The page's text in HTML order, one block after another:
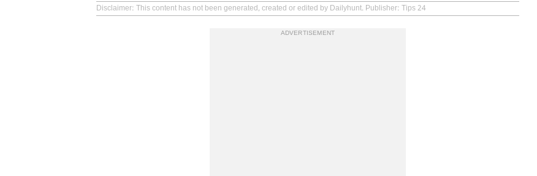
Disclaimer: This content has not been generated, created or edited by Dailyhunt. Publisher: Tips 24
ADVERTISEMENT